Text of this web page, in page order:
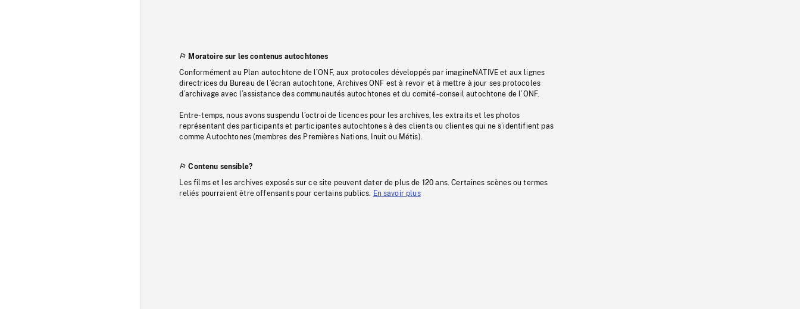
Moratoire sur les contenus autochtones
Conformément au Plan autochtone de l’ONF, aux protocoles développés par imagineNATIVE et aux lignes
directrices du Bureau de l’écran autochtone, Archives ONF est à revoir et à mettre à jour ses protocoles
d’archivage avec l’assistance des communautés autochtones et du comité-conseil autochtone de l’ONF.
Entre-temps, nous avons suspendu l’octroi de licences pour les archives, les extraits et les photos
représentant des participants et participantes autochtones à des clients ou clientes qui ne s’identifient pas
comme Autochtones (membres des Premières Nations, Inuit ou Métis).
Contenu sensible?
Les films et les archives exposés sur ce site peuvent dater de plus de 120 ans. Certaines scènes ou termes
reliés pourraient être offensants pour certains publics. En savoir plus